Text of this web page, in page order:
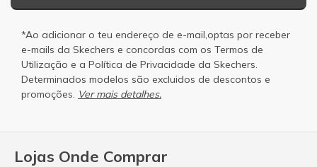
Lojas Onde Comprar
*Ao adicionar o teu endereço de e-mail,optas por receber
e-mails da Skechers e concordas com os Termos de
Utilização e a Política de Privacidade da Skechers.
Determinados modelos são excluidos de descontos e
promoções. Ver mais detalhes.